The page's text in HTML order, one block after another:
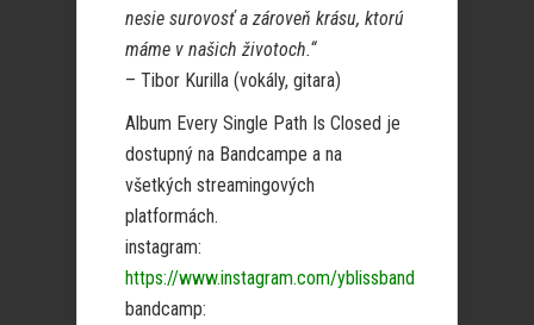
nesie surovosť a zároveň krásu, ktorú
máme v našich životoch.“
– Tibor Kurilla (vokály, gitara)
Album Every Single Path Is Closed je
dostupný na Bandcampe a na
všetkých streamingových
platformách.
instagram:
https://www.instagram.com/yblissband
bandcamp: